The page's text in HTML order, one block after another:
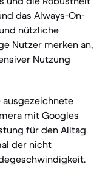
das Always-On-
nützliche
Nutzer merken an,
Nutzung
ausgezeichnete
mit Googles
für den Alltag
der nicht